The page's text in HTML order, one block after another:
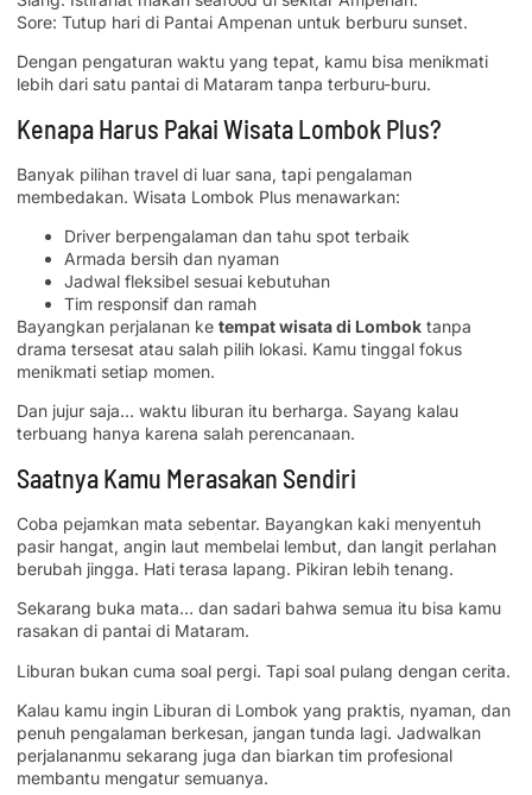
Sore: Tutup hari di Pantai Ampenan untuk berburu sunset.
Dengan pengaturan waktu yang tepat, kamu bisa menikmati
lebih dari satu pantai di Mataram tanpa terburu-buru.
Kenapa Harus Pakai Wisata Lombok Plus?
Banyak pilihan travel di luar sana, tapi pengalaman
membedakan. Wisata Lombok Plus menawarkan:
Driver berpengalaman dan tahu spot terbaik
Armada bersih dan nyaman
Jadwal fleksibel sesuai kebutuhan
Tim responsif dan ramah
Bayangkan perjalanan ke tempat wisata di Lombok tanpa
drama tersesat atau salah pilih lokasi. Kamu tinggal fokus
menikmati setiap momen.
Dan jujur saja… waktu liburan itu berharga. Sayang kalau
terbuang hanya karena salah perencanaan.
Saatnya Kamu Merasakan Sendiri
Coba pejamkan mata sebentar. Bayangkan kaki menyentuh
pasir hangat, angin laut membelai lembut, dan langit perlahan
berubah jingga. Hati terasa lapang. Pikiran lebih tenang.
Sekarang buka mata… dan sadari bahwa semua itu bisa kamu
rasakan di pantai di Mataram.
Liburan bukan cuma soal pergi. Tapi soal pulang dengan cerita.
Kalau kamu ingin Liburan di Lombok yang praktis, nyaman, dan
penuh pengalaman berkesan, jangan tunda lagi. Jadwalkan
perjalananmu sekarang juga dan biarkan tim profesional
membantu mengatur semuanya.